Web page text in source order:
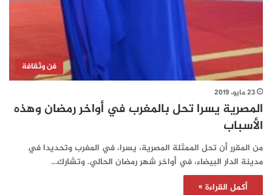
فن وثقافة
23 مايو، 2019
المصرية يسرا تحل بالمغرب في أواخر رمضان وهذه
الأسباب
من المقرر أن تحل الممثلة المصرية، يسرا، في المغرب وتحديدا في
مدينة الدار البيضاء، في أواخر شهر رمضان الحالي. وتشارك…
أكمل القراءة »